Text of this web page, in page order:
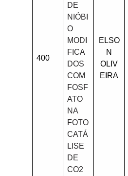
400
DE
NIÓBI
O
MODI
FICA
DOS
COM
FOSF
ATO
NA
FOTO
CATÁ
LISE
DE
CO2
ELSO
N
OLIV
EIRA